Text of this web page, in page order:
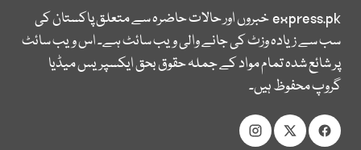
express.pkخبروں اور حالات حاضرہ سے متعلق پاکستان کی
سب سے زیادہ وزٹ کی جانے والی ویب سائٹ ہے۔ اس ویب سائٹ
پر شائع شدہ تمام مواد کے جملہ حقوق بحق ایکسپریس میڈیا
گروپ محفوظ ہیں۔